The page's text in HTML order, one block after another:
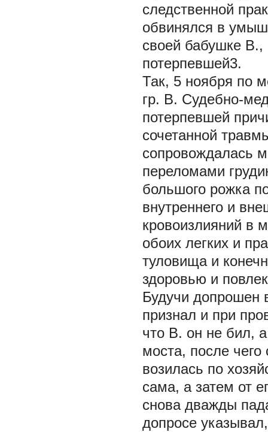
следственной
обвинялся в
своей бабушке В.,
потерпевшей3.
Так, 5 ноября по
гр. В. Судебно-
потерпевшей
сочетанной
сопровождалась
переломами
большого рожка
внутреннего и
кровоизлияний в
обоих легких и
туловища и
здоровью и
Будучи допрошен
признал и при
что В. он не бил,
моста, после
возилась по
сама, а затем от
снова дважды
допросе